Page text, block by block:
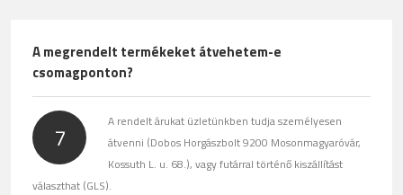
A megrendelt termékeket átvehetem-e
csomagponton?
7
A rendelt árukat üzletünkben tudja személyesen
átvenni (Dobos Horgászbolt 9200 Mosonmagyaróvár,
Kossuth L. u. 68.), vagy futárral történő kiszállítást
választhat (GLS).